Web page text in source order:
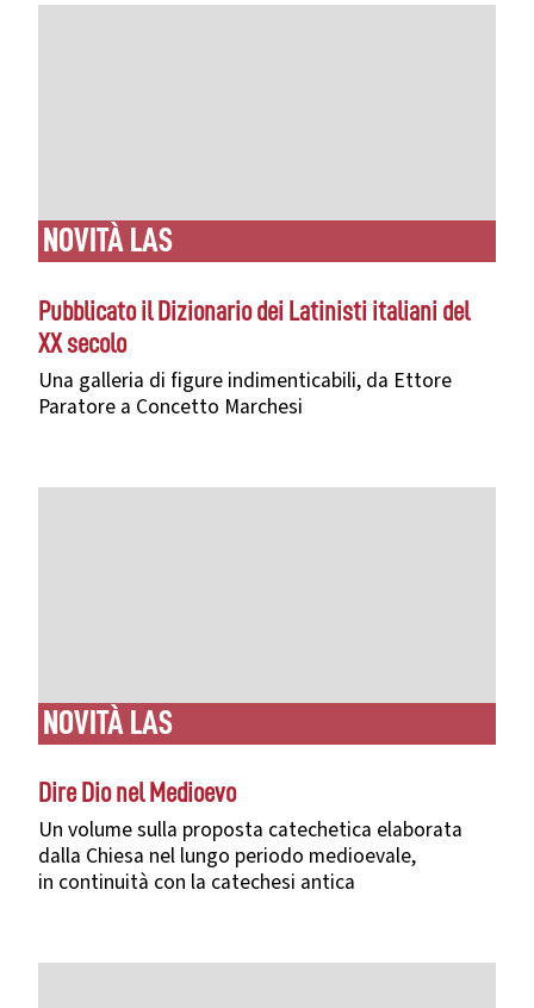
NOVITÀ LAS
Pubblicato il Dizionario dei Latinisti italiani del
XX secolo
Una galleria di figure indimenticabili, da Ettore
Paratore a Concetto Marchesi
NOVITÀ LAS
Dire Dio nel Medioevo
Un volume sulla proposta catechetica elaborata
dalla Chiesa nel lungo periodo medioevale,
in continuità con la catechesi antica